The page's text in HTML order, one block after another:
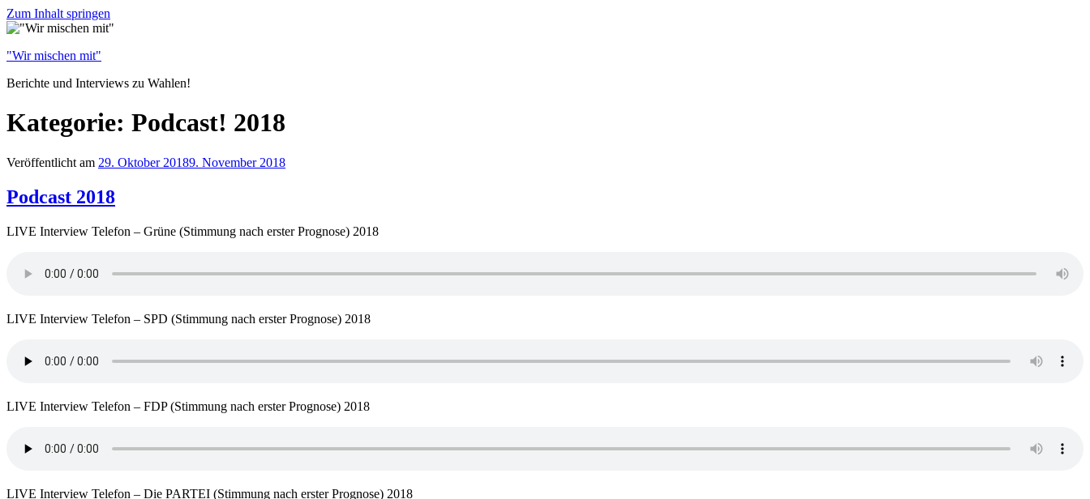
Zum Inhalt springen
"Wir mischen mit"
Berichte und Interviews zu Wahlen!
Kategorie: Podcast! 2018
Veröffentlicht am 29. Oktober 20189. November 2018
Podcast 2018
LIVE Interview Telefon – Grüne (Stimmung nach erster Prognose) 2018
LIVE Interview Telefon – SPD (Stimmung nach erster Prognose) 2018
LIVE Interview Telefon – FDP (Stimmung nach erster Prognose) 2018
LIVE Interview Telefon – Die PARTEI (Stimmung nach erster Prognose) 2018